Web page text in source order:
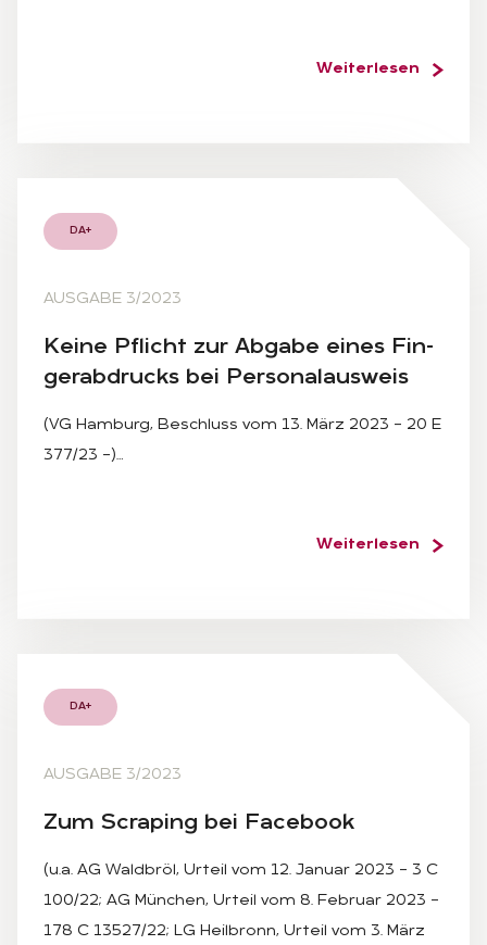
Weiterlesen
DA+
AUSGABE 3/2023
Kei­ne Pflicht zur Ab­ga­be ei­nes Fin­
ger­ab­drucks bei Per­so­nal­aus­weis
(VG Hamburg, Beschluss vom 13. März 2023 – 20 E
377/23 –)…
Weiterlesen
DA+
AUSGABE 3/2023
Zum Scra­ping bei Face­book
(u.a. AG Waldbröl, Urteil vom 12. Januar 2023 – 3 C
100/22; AG München, Urteil vom 8. Februar 2023 –
178 C 13527/22; LG Heilbronn, Urteil vom 3. März